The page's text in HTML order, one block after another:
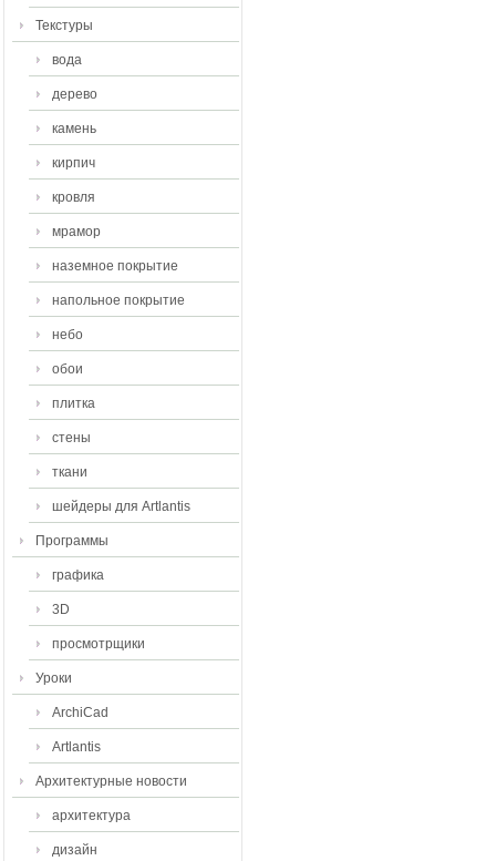
Текстуры
вода
дерево
камень
кирпич
кровля
мрамор
наземное покрытие
напольное покрытие
небо
обои
плитка
стены
ткани
шейдеры для Artlantis
Программы
графика
3D
просмотрщики
Уроки
ArchiCad
Artlantis
Архитектурные новости
архитектура
дизайн